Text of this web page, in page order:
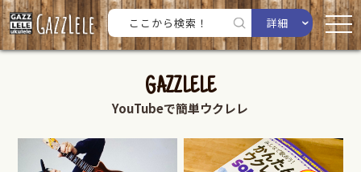
詳細
GAZZLELE
YouTubeで簡単ウクレレ